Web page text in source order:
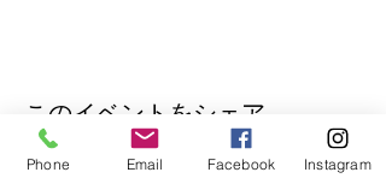
このイベントをシェア
Phone Email Facebook Instagram